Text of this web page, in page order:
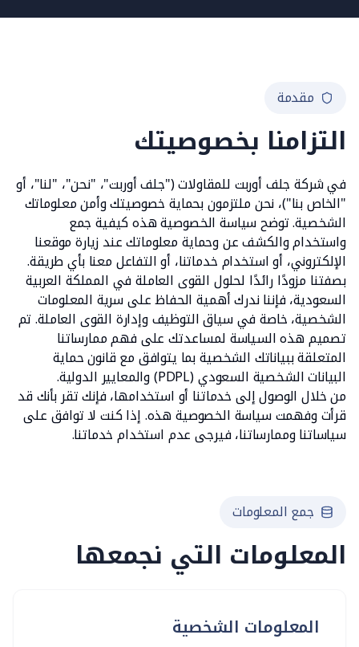
مقدمة
التزامنا بخصوصيتك
في شركة جلف أوربت للمقاولات ("جلف أوربت"، "نحن"، "لنا"، أو
"الخاص بنا")، نحن ملتزمون بحماية خصوصيتك وأمن معلوماتك
الشخصية. توضح سياسة الخصوصية هذه كيفية جمع
واستخدام والكشف عن وحماية معلوماتك عند زيارة موقعنا
الإلكتروني، أو استخدام خدماتنا، أو التفاعل معنا بأي طريقة.
بصفتنا مزودًا رائدًا لحلول القوى العاملة في المملكة العربية
السعودية، فإننا ندرك أهمية الحفاظ على سرية المعلومات
الشخصية، خاصة في سياق التوظيف وإدارة القوى العاملة. تم
تصميم هذه السياسة لمساعدتك على فهم ممارساتنا
المتعلقة ببياناتك الشخصية بما يتوافق مع قانون حماية
البيانات الشخصية السعودي (PDPL) والمعايير الدولية.
من خلال الوصول إلى خدماتنا أو استخدامها، فإنك تقر بأنك قد
قرأت وفهمت سياسة الخصوصية هذه. إذا كنت لا توافق على
سياساتنا وممارساتنا، فيرجى عدم استخدام خدماتنا.
جمع المعلومات
المعلومات التي نجمعها
المعلومات الشخصية